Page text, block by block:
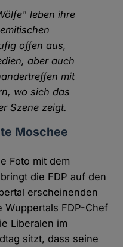
leben ihre
offen aus,
aber auch
mit
wo sich das
Szene zeigt.
Moschee
Foto mit dem
die FDP auf den
erscheinenden
Wuppertals FDP-Chef
Liberalen im
sitzt, dass seine